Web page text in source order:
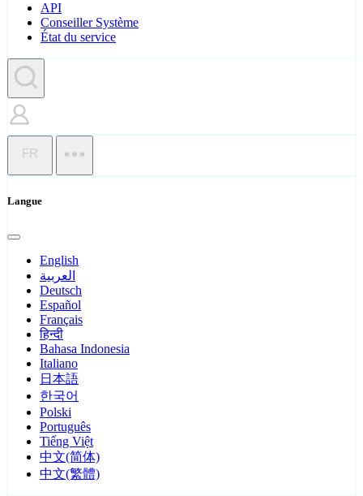
API
Conseiller Système
État du service
FR
Langue
English
العربية
Deutsch
Español
Français
हिन्दी
Bahasa Indonesia
Italiano
日本語
한국어
Polski
Português
Tiếng Việt
中文(简体)
中文(繁體)